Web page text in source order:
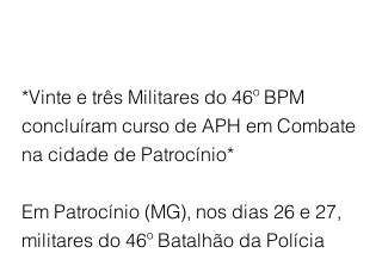
*Vinte e três Militares do 46º BPM
concluíram curso de APH em Combate
na cidade de Patrocínio*
Em Patrocínio (MG), nos dias 26 e 27,
militares do 46º Batalhão da Polícia